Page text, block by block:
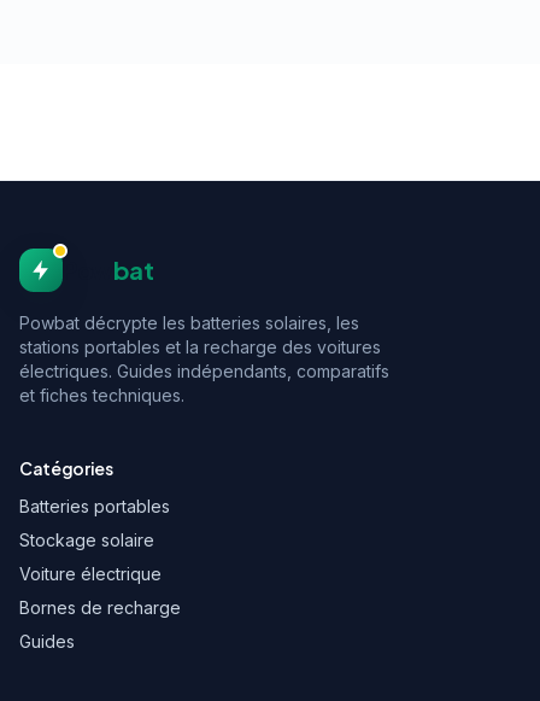
bat
Powbat décrypte les batteries solaires, les
stations portables et la recharge des voitures
électriques. Guides indépendants, comparatifs
et fiches techniques.
Catégories
Batteries portables
Stockage solaire
Voiture électrique
Bornes de recharge
Guides